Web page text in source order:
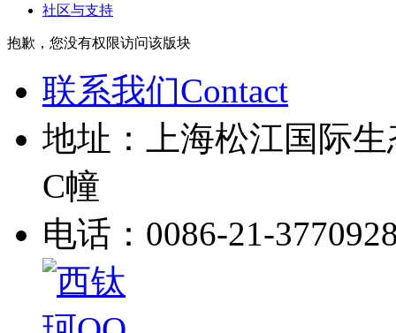
社区与支持
抱歉，您没有权限访问该版块
联系我们Contact
地址：上海松江国际
C幢
电话：0086-21-